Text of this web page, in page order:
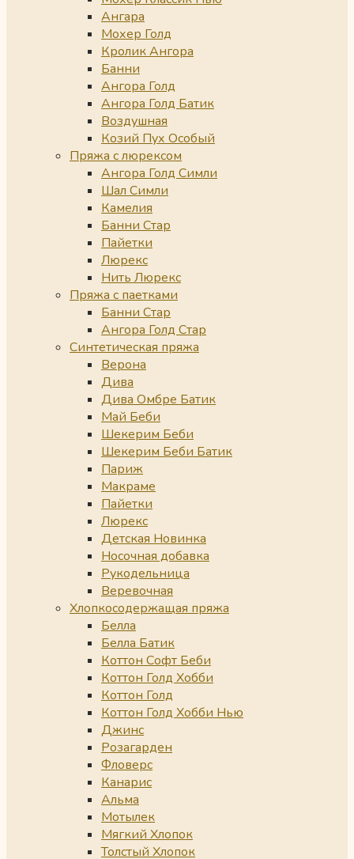
Ангара
Мохер Голд
Кролик Ангора
Банни
Ангора Голд
Ангора Голд Батик
Воздушная
Козий Пух Особый
Пряжа с люрексом
Ангора Голд Симли
Шал Симли
Камелия
Банни Стар
Пайетки
Люрекс
Нить Люрекс
Пряжа с паетками
Банни Стар
Ангора Голд Стар
Синтетическая пряжа
Верона
Дива
Дива Омбре Батик
Май Беби
Шекерим Беби
Шекерим Беби Батик
Париж
Макраме
Пайетки
Люрекс
Детская Новинка
Носочная добавка
Рукодельница
Веревочная
Хлопкосодержащая пряжа
Белла
Белла Батик
Коттон Софт Беби
Коттон Голд Хобби
Коттон Голд
Коттон Голд Хобби Нью
Джинс
Розагарден
Фловерс
Канарис
Альма
Мотылек
Мягкий Хлопок
Толстый Хлопок